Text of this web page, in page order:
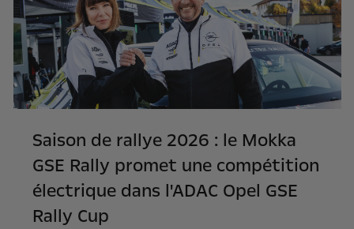
Saison de rallye 2026 : le Mokka
GSE Rally promet une compétition
électrique dans l'ADAC Opel GSE
Rally Cup